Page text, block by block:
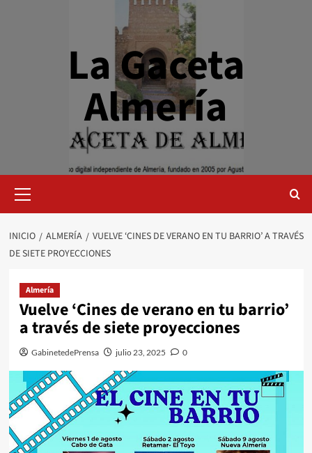
La Gaceta
Almería
primario
INICIO ALMERÍA
VUELVE ‘CINES DE VERANO EN TU BARRIO’ A TRAVÉS
DE SIETE PROYECCIONES
Almería
Vuelve ‘Cines de verano en tu barrio’
a través de siete proyecciones
GabinetedePrensa julio 23, 2025 0